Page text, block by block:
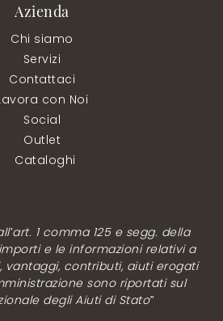
Azienda
Chi siamo
Servizi
Contattaci
con Noi
Social
Outlet
Cataloghi
1 comma 125 e segg. della
importi e le informazioni relativi a
vantaggi, contributi, aiuti erogati
sono riportati sul
degli Aiuti di Stato”